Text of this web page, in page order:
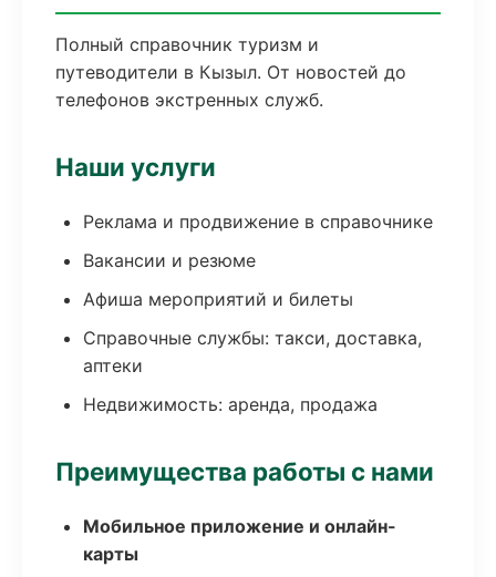
Полный справочник туризм и
путеводители в Кызыл. От новостей до
телефонов экстренных служб.
Наши услуги
Реклама и продвижение в справочнике
Вакансии и резюме
Афиша мероприятий и билеты
Справочные службы: такси, доставка,
аптеки
Недвижимость: аренда, продажа
Преимущества работы с нами
Мобильное приложение и онлайн-
карты